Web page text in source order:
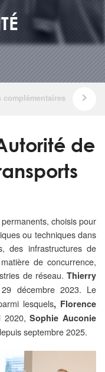
de
choisis pour
ou techniques dans
des infrastructures de
de concurrence,
de réseau. Thierry
décembre 2023. Le
lesquels, Florence
2020,Sophie Auconie
septembre 2025.